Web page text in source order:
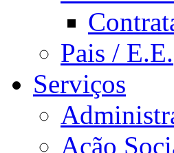
Pais / E.E.
Serviços
Ação